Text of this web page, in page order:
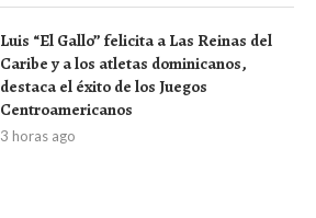
Luis “El Gallo” felicita a Las Reinas del
Caribe y a los atletas dominicanos,
destaca el éxito de los Juegos
Centroamericanos
3 horas ago